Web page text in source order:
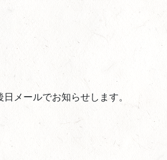
メールでお知らせします。